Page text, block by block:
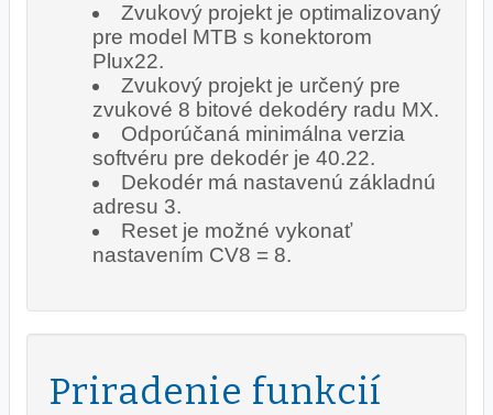
Zvukový projekt je optimalizovaný
pre model MTB s konektorom
Plux22.
Zvukový projekt je určený pre
zvukové 8 bitové dekodéry radu MX.
Odporúčaná minimálna verzia
softvéru pre dekodér je 40.22.
Dekodér má nastavenú základnú
adresu 3.
Reset je možné vykonať
nastavením CV8 = 8.
Priradenie funkcií